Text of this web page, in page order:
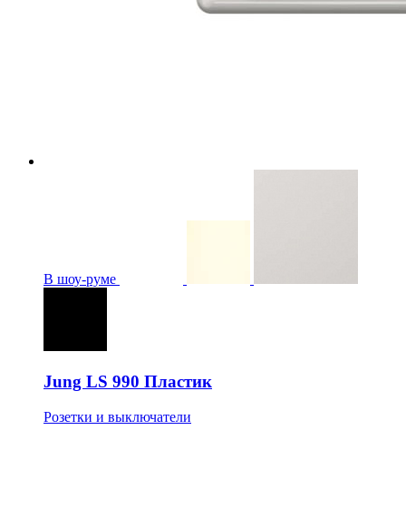
В шоу-руме
Jung LS 990 Пластик
Розетки и выключатели